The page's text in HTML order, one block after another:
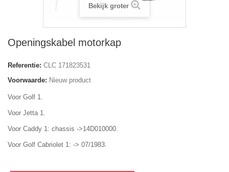
Bekijk groter
Openingskabel motorkap
Referentie: CLC 171823531
Voorwaarde: Nieuw product
Voor Golf 1.
Voor Jetta 1.
Voor Caddy 1: chassis ->14D010000.
Voor Golf Cabriolet 1: -> 07/1983.